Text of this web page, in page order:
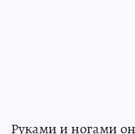
Руками и ногами